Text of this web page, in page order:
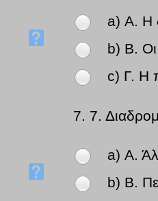
a) Α. Η
b) Β. Οι
c) Γ. Η
7. 7.
a) Α.
b) Β.